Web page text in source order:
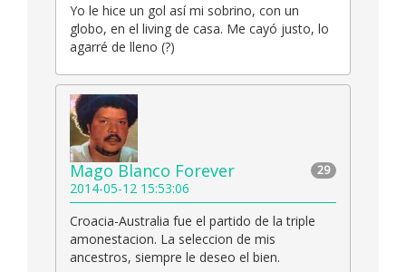
Yo le hice un gol así mi sobrino, con un
globo, en el living de casa. Me cayó justo, lo
agarré de lleno (?)
29
Mago Blanco Forever
2014-05-12 15:53:06
Croacia-Australia fue el partido de la triple
amonestacion. La seleccion de mis
ancestros, siempre le deseo el bien.